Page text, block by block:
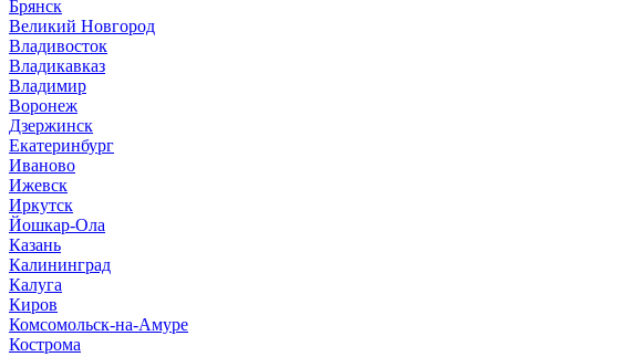
Брянск
Великий Новгород
Владивосток
Владикавказ
Владимир
Воронеж
Дзержинск
Екатеринбург
Иваново
Ижевск
Иркутск
Йошкар-Ола
Казань
Калининград
Калуга
Киров
Комсомольск-на-Амуре
Кострома